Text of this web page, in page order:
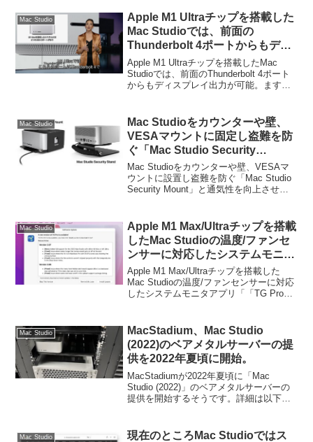
Mac Studio
Apple M1 Ultraチップを搭載した
Mac Studioでは、前面の
Thunderbolt 4ポートからもディ
スプレイ出力が可能。
Apple M1 Ultraチップを搭載したMac
Studioでは、前面のThunderbolt 4ポート
からもディスプレイ出力が可能。ます。
Mac Studio
Mac Studioをカウンターや壁、
VESAマウントに固定し盗難を防
ぐ「Mac Studio Security
Mount」と通気性を向上させる
「Mac Studio Security Stand」
が発売。
Mac Studioをカウンターや壁、VESAマ
ウントに設置し盗難を防ぐ「Mac Studio
Security Mount」と通気性を向上させる
Mac Studio
Apple M1 Max/Ultraチップを搭載
したMac Studioの温度/ファンセ
ンサーに対応したシステムモニタ
アプリ「「TG Pro v2.67」がリリ
ース。
Apple M1 Max/Ultraチップを搭載した
Mac Studioの温度/ファンセンサーに対応
したシステムモニタアプリ「「TG Pro
Mac Studio
MacStadium、Mac Studio
(2022)のベアメタルサーバーの提
供を2022年夏頃に開始。
MacStadiumが2022年夏頃に「Mac
Studio (2022)」のベアメタルサーバーの
提供を開始するそうです。詳細は以下か
Mac Studio
現在のところMac Studioではス